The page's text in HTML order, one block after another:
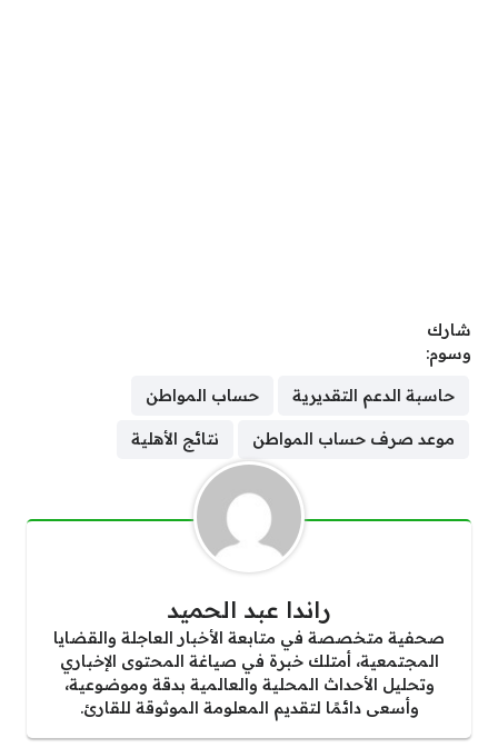
شارك
وسوم:
حاسبة الدعم التقديرية حساب المواطن
موعد صرف حساب المواطن نتائج الأهلية
راندا عبد الحميد
صحفية متخصصة في متابعة الأخبار العاجلة والقضايا
المجتمعية، أمتلك خبرة في صياغة المحتوى الإخباري
وتحليل الأحداث المحلية والعالمية بدقة وموضوعية،
وأسعى دائمًا لتقديم المعلومة الموثوقة للقارئ.